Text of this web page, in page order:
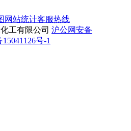
网站统计客服热线
工有限公司 沪公网安备
号-1